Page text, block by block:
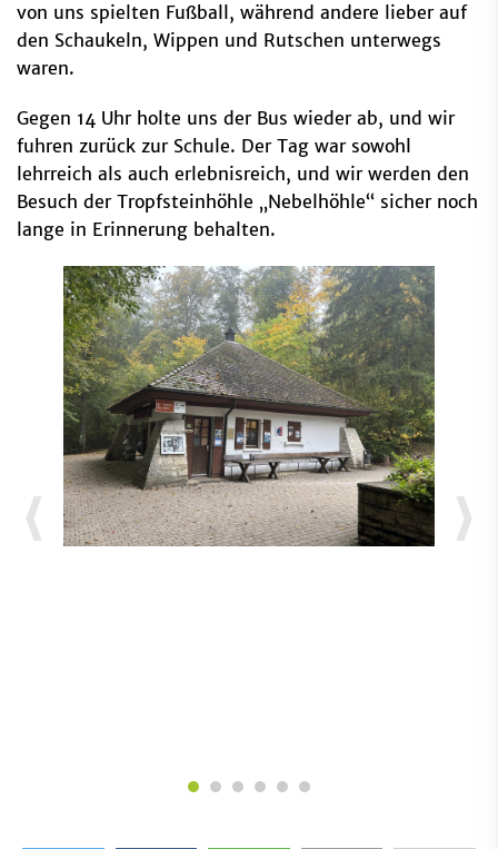
von uns spielten Fußball, während andere lieber auf
den Schaukeln, Wippen und Rutschen unterwegs
waren.
Gegen 14 Uhr holte uns der Bus wieder ab, und wir
fuhren zurück zur Schule. Der Tag war sowohl
lehrreich als auch erlebnisreich, und wir werden den
Besuch der Tropfsteinhöhle „Nebelhöhle“ sicher noch
lange in Erinnerung behalten.